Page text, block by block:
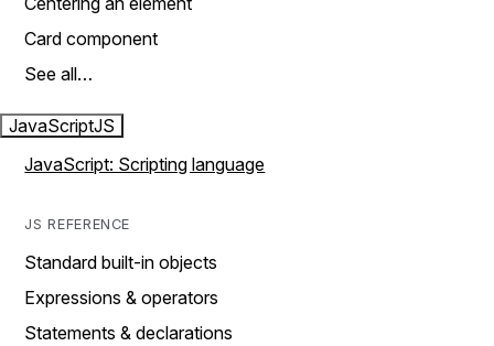
Card component
See all…
JavaScriptJS
JavaScript: Scripting language
JS REFERENCE
Standard built-in objects
Expressions & operators
Statements & declarations